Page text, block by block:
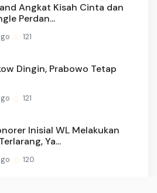
Angkat Kisah Cinta dan
Perdan...
121
Dingin, Prabowo Tetap
121
Inisial WL Melakukan
Ya...
120